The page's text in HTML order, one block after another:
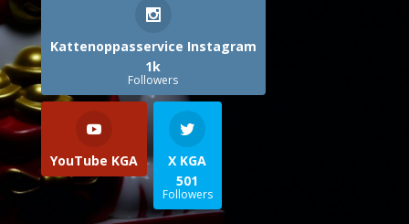
Kattenoppasservice Instagram
1k
Followers
YouTube KGA
X KGA
501
Followers